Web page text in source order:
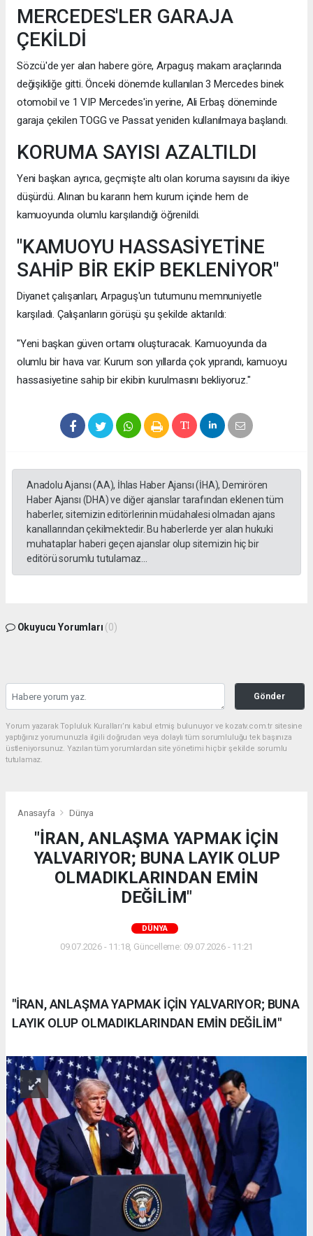
MERCEDES'LER GARAJA
ÇEKİLDİ
Sözcü'de yer alan habere göre, Arpaguş makam araçlarında
değişikliğe gitti. Önceki dönemde kullanılan 3 Mercedes binek
otomobil ve 1 VIP Mercedes'in yerine, Ali Erbaş döneminde
garaja çekilen TOGG ve Passat yeniden kullanılmaya başlandı.
KORUMA SAYISI AZALTILDI
Yeni başkan ayrıca, geçmişte altı olan koruma sayısını da ikiye
düşürdü. Alınan bu kararın hem kurum içinde hem de
kamuoyunda olumlu karşılandığı öğrenildi.
"KAMUOYU HASSASİYETİNE
SAHİP BİR EKİP BEKLENİYOR"
Diyanet çalışanları, Arpaguş'un tutumunu memnuniyetle
karşıladı. Çalışanların görüşü şu şekilde aktarıldı:
"Yeni başkan güven ortamı oluşturacak. Kamuoyunda da
olumlu bir hava var. Kurum son yıllarda çok yıprandı, kamuoyu
hassasiyetine sahip bir ekibin kurulmasını bekliyoruz."
Anadolu Ajansı (AA), İhlas Haber Ajansı (İHA), Demirören
Haber Ajansı (DHA) ve diğer ajanslar tarafından eklenen tüm
haberler, sitemizin editörlerinin müdahalesi olmadan ajans
kanallarından çekilmektedir. Bu haberlerde yer alan hukuki
muhataplar haberi geçen ajanslar olup sitemizin hiç bir
editörü sorumlu tutulamaz...
Okuyucu Yorumları (0)
Gönder
Yorum yazarak Topluluk Kuralları’nı kabul etmiş bulunuyor ve kozatv.com.tr sitesine
yaptığınız yorumunuzla ilgili doğrudan veya dolaylı tüm sorumluluğu tek başınıza
üstleniyorsunuz. Yazılan tüm yorumlardan site yönetimi hiçbir şekilde sorumlu
tutulamaz.
Anasayfa Dünya
"İRAN, ANLAŞMA YAPMAK İÇİN
YALVARIYOR; BUNA LAYIK OLUP
OLMADIKLARINDAN EMİN
DEĞİLİM"
DÜNYA
09.07.2026 - 11:18, Güncelleme: 09.07.2026 - 11:21
"İRAN, ANLAŞMA YAPMAK İÇİN YALVARIYOR; BUNA
LAYIK OLUP OLMADIKLARINDAN EMİN DEĞİLİM"